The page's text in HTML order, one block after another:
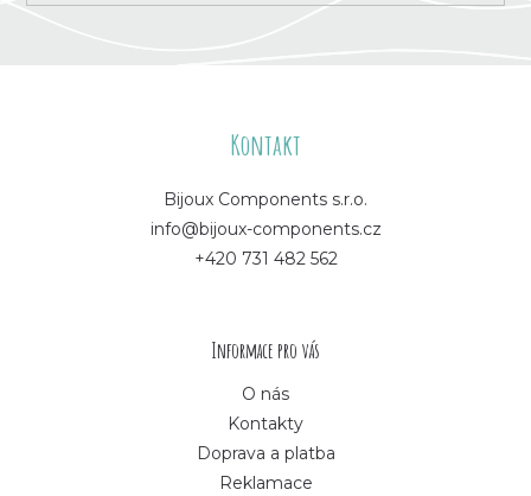
Kontakt
Bijoux Components s.r.o.
info@bijoux-components.cz
+420 731 482 562
Informace pro vás
O nás
Kontakty
Doprava a platba
Reklamace